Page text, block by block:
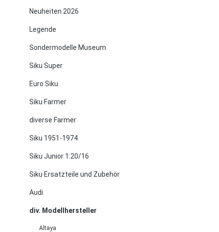
Neuheiten 2026
Legende
Sondermodelle Museum
Siku Super
Euro Siku
Siku Farmer
diverse Farmer
Siku 1951-1974
Siku Junior 1:20/16
Siku Ersatzteile und Zubehör
Audi
div. Modellhersteller
Altaya